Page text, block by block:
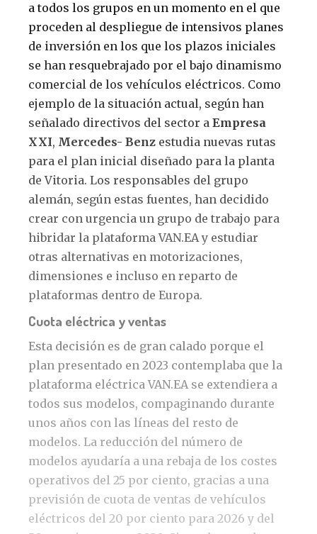
a todos los grupos en un momento en el que
proceden al despliegue de intensivos planes
de inversión en los que los plazos iniciales
se han resquebrajado por el bajo dinamismo
comercial de los vehículos eléctricos. Como
ejemplo de la situación actual, según han
señalado directivos del sector a Empresa
XXI, Mercedes- Benz estudia nuevas rutas
para el plan inicial diseñado para la planta
de Vitoria. Los responsables del grupo
alemán, según estas fuentes, han decidido
crear con urgencia un grupo de trabajo para
hibridar la plataforma VAN.EA y estudiar
otras alternativas en motorizaciones,
dimensiones e incluso en reparto de
plataformas dentro de Europa.
Cuota eléctrica y ventas
Esta decisión es de gran calado porque el
plan presentado en 2023 contemplaba que la
plataforma eléctrica VAN.EA se extendiera a
todos sus modelos, compaginando durante
unos años con las líneas del resto de
modelos. La reducción del número de
modelos ayudaría a una rebaja de los costes
operativos del 25 por ciento, gracias a una
previsión de cuota de ventas de vehículos
eléctricos del 20 por ciento para 2026 y del